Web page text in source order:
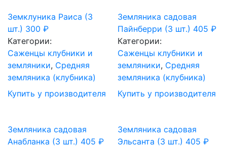
Земклуника Раиса (3
шт.) 300 ₽
Категории:
Саженцы клубники и
земляники, Средняя
земляника (клубника)
Купить у производителя
Земляника садовая
Пайнберри (3 шт.) 405₽
Категории:
Саженцы клубники и
земляники, Средняя
земляника (клубника)
Купить у производителя
Земляника садовая
Анабланка (3 шт.) 405 ₽
Земляника садовая
Эльсанта (3 шт.) 405₽